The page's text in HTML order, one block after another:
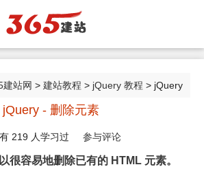
建站网 > 建站教程 > jQuery 教程 > jQuery
jQuery - 删除元素
219 人学习过 参与评论
很容易地删除已有的 HTML 元素。